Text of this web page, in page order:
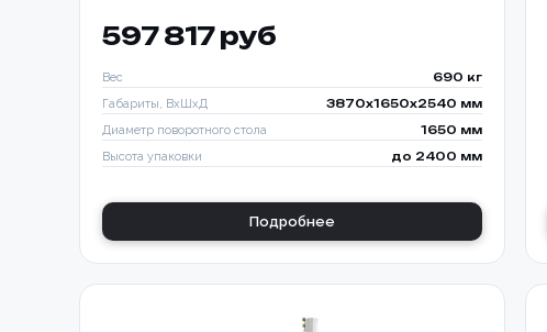
597 817 руб
Вес 690 кг
Габариты, ВхШхД 3870х1650х2540 мм
Диаметр поворотного стола 1650 мм
Высота упаковки до 2400 мм
Подробнее